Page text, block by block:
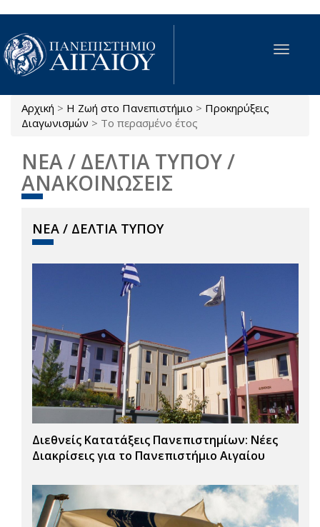
Παράκαμψη προς το κυρίως περιεχόμενο
Toggle
Είστε εδώ
Αρχική > Η Ζωή στο Πανεπιστήμιο > Προκηρύξεις
Διαγωνισμών > Το περασμένο έτος
ΝΕΑ / ΔΕΛΤΙΑ ΤΥΠΟΥ /
ΑΝΑΚΟΙΝΩΣΕΙΣ
ΝΕΑ / ΔΕΛΤΙΑ ΤΥΠΟΥ
Διεθνείς Κατατάξεις Πανεπιστημίων: Νέες
Διακρίσεις για το Πανεπιστήμιο Αιγαίου